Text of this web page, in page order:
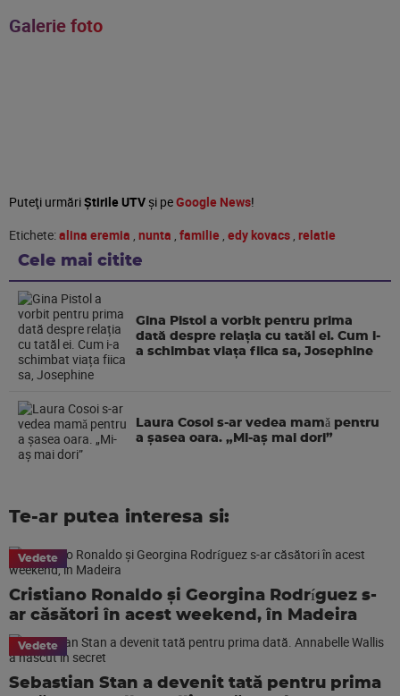
Galerie foto
Puteţi urmăriȘtirile UTVşi peGoogle News!
Etichete:alina eremia , nunta , familie , edy kovacs , relatie
Cele mai citite
Gina Pistol a vorbit pentru prima
dată despre relația cu tatăl ei. Cum i-
a schimbat viața fiica sa, Josephine
Laura Cosoi s-ar vedea mamǎ pentru
a şasea oara. „Mi-aș mai dori”
Te-ar putea interesa si:
Vedete
Cristiano Ronaldo și Georgina Rodríguez s-
ar căsători în acest weekend, în Madeira
Vedete
Sebastian Stan a devenit tată pentru prima